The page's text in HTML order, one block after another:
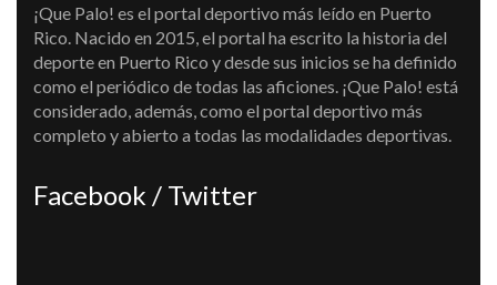
¡Que Palo! es el portal deportivo más leído en Puerto
Rico. Nacido en 2015, el portal ha escrito la historia del
deporte en Puerto Rico y desde sus inicios se ha definido
como el periódico de todas las aficiones. ¡Que Palo! está
considerado, además, como el portal deportivo más
completo y abierto a todas las modalidades deportivas.
Facebook / Twitter